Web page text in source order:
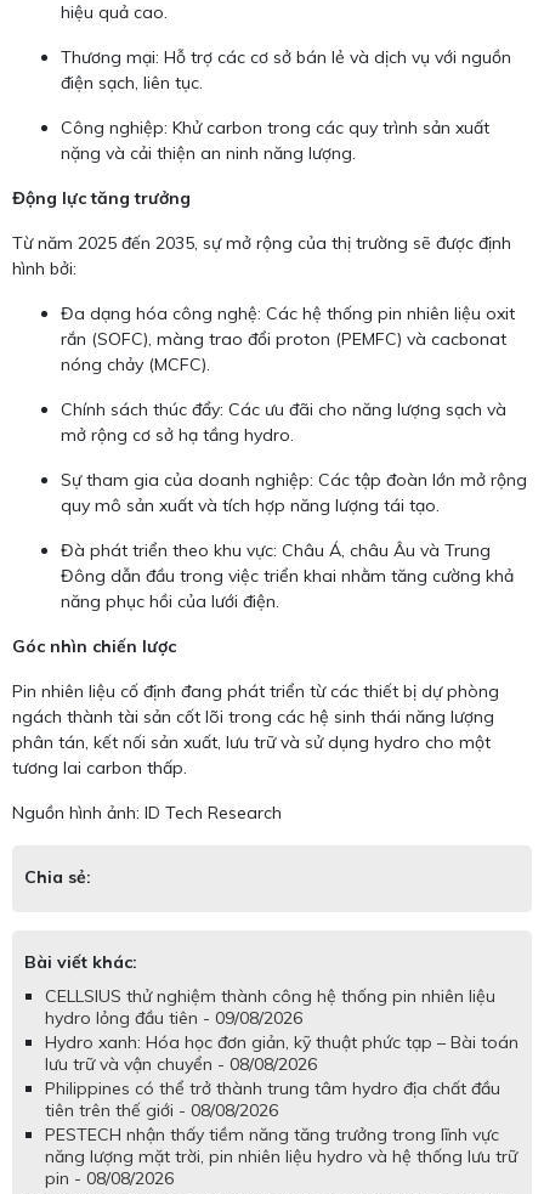
hiệu quả cao.
Thương mại: Hỗ trợ các cơ sở bán lẻ và dịch vụ với nguồn
điện sạch, liên tục.
Công nghiệp: Khử carbon trong các quy trình sản xuất
nặng và cải thiện an ninh năng lượng.
Động lực tăng trưởng
Từ năm 2025 đến 2035, sự mở rộng của thị trường sẽ được định
hình bởi:
Đa dạng hóa công nghệ: Các hệ thống pin nhiên liệu oxit
rắn (SOFC), màng trao đổi proton (PEMFC) và cacbonat
nóng chảy (MCFC).
Chính sách thúc đẩy: Các ưu đãi cho năng lượng sạch và
mở rộng cơ sở hạ tầng hydro.
Sự tham gia của doanh nghiệp: Các tập đoàn lớn mở rộng
quy mô sản xuất và tích hợp năng lượng tái tạo.
Đà phát triển theo khu vực: Châu Á, châu Âu và Trung
Đông dẫn đầu trong việc triển khai nhằm tăng cường khả
năng phục hồi của lưới điện.
Góc nhìn chiến lược
Pin nhiên liệu cố định đang phát triển từ các thiết bị dự phòng
ngách thành tài sản cốt lõi trong các hệ sinh thái năng lượng
phân tán, kết nối sản xuất, lưu trữ và sử dụng hydro cho một
tương lai carbon thấp.
Nguồn hình ảnh: ID Tech Research
Chia sẻ:
Bài viết khác:
CELLSIUS thử nghiệm thành công hệ thống pin nhiên liệu
hydro lỏng đầu tiên - 09/08/2026
Hydro xanh: Hóa học đơn giản, kỹ thuật phức tạp – Bài toán
lưu trữ và vận chuyển - 08/08/2026
Philippines có thể trở thành trung tâm hydro địa chất đầu
tiên trên thế giới - 08/08/2026
PESTECH nhận thấy tiềm năng tăng trưởng trong lĩnh vực
năng lượng mặt trời, pin nhiên liệu hydro và hệ thống lưu trữ
pin - 08/08/2026